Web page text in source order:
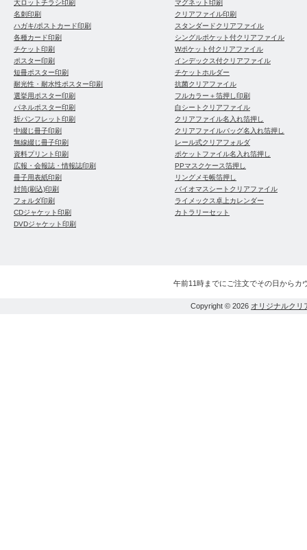
大ロットチラシ印刷
名刺印刷
ハガキ/ポストカード印刷
各種カード印刷
チケット印刷
ポスター印刷
短冊ポスター印刷
耐光性・耐水性ポスター印刷
選挙用ポスター印刷
パネルポスター印刷
折パンフレット印刷
中綴じ冊子印刷
無線綴じ冊子印刷
資料プリント印刷
広報・会報誌・情報誌印刷
冊子用表紙印刷
封筒(刷込)印刷
フォルダ印刷
CDジャケット印刷
DVDジャケット印刷
マグネット印刷
クリアファイル印刷
スタンダードクリアファイル
シングルポケット付クリアファイル
Wポケット付クリアファイル
インデックス付クリアファイル
チケットホルダー
抗菌クリアファイル
フルカラー＋箔押し印刷
白シートクリアファイル
クリアファイル名入れ箔押し
クリアファイルバッグ名入れ箔押し
レール式クリアフォルダ
ポケットファイル名入れ箔押し
PPマスクケース箔押し
リングメモ帳箔押し
バイオマスシートクリアファイル
ライメックス卓上カレンダー
カトラリーセット
午前11時までにご注文でその日からカ
Copyright © 2026 オリジナルクリ